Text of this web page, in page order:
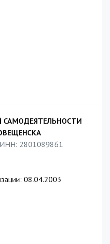
САМОДЕЯТЕЛЬНОСТИ
2801089861
08.04.2003